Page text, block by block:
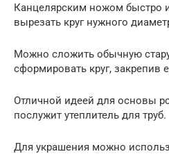
Канцелярским ножом быстро и
вырезать круг нужного
Можно сложить обычную
сформировать круг, закрепив
Отличной идеей для основы
послужит утеплитель для труб.
Для украшения можно